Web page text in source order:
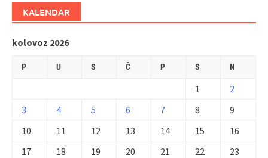
KALENDAR
kolovoz 2026
P U S Č P S N
1
2
3
4 5 6 7 8
9
10
11 12 13 14 15
16
17
18 19 20 21 22
23